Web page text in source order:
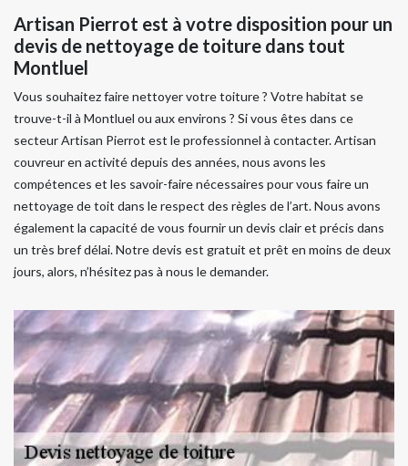
Artisan Pierrot est à votre disposition pour un
devis de nettoyage de toiture dans tout
Montluel
Vous souhaitez faire nettoyer votre toiture ? Votre habitat se
trouve-t-il à Montluel ou aux environs ? Si vous êtes dans ce
secteur Artisan Pierrot est le professionnel à contacter. Artisan
couvreur en activité depuis des années, nous avons les
compétences et les savoir-faire nécessaires pour vous faire un
nettoyage de toit dans le respect des règles de l’art. Nous avons
également la capacité de vous fournir un devis clair et précis dans
un très bref délai. Notre devis est gratuit et prêt en moins de deux
jours, alors, n’hésitez pas à nous le demander.